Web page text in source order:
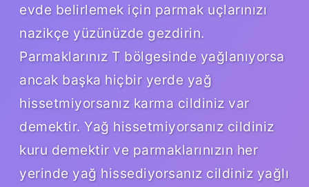
evde belirlemek için parmak uçlarınızı
nazikçe yüzünüzde gezdirin.
Parmaklarınız T bölgesinde yağlanıyorsa
ancak başka hiçbir yerde yağ
hissetmiyorsanız karma cildiniz var
demektir. Yağ hissetmiyorsanız cildiniz
kuru demektir ve parmaklarınızın her
yerinde yağ hissediyorsanız cildiniz yağlı